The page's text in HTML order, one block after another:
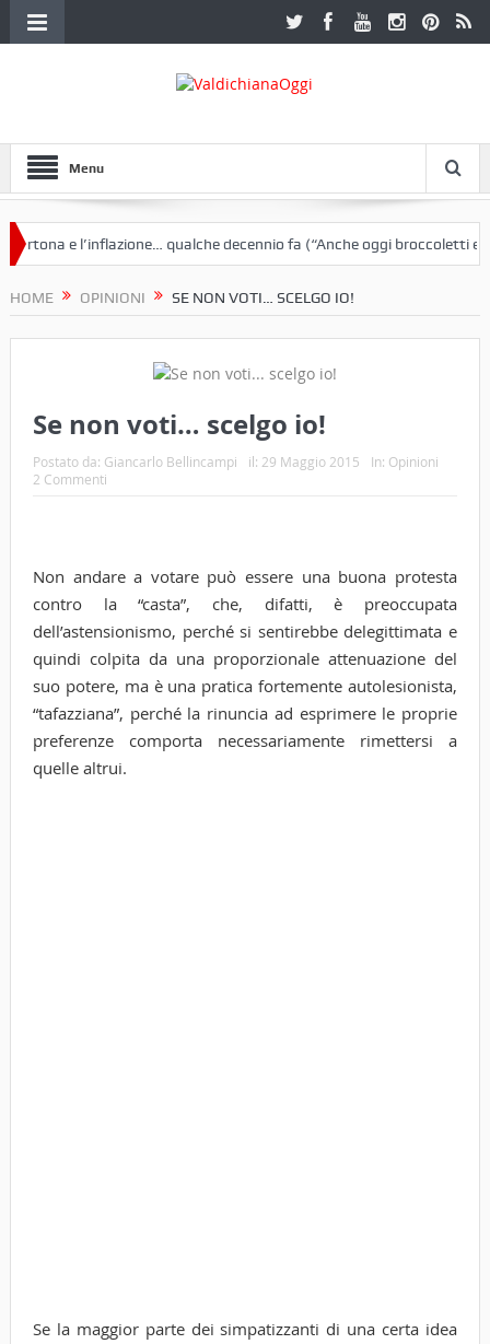
Menu
e l’inflazione… qualche decennio fa (“Anche oggi broccoletti e
HOME OPINIONI SE NON VOTI… SCELGO IO!
Se non voti… scelgo io!
Postato da: Giancarlo Bellincampi il: 29 Maggio 2015 In: Opinioni
2 Commenti
Non andare a votare può essere una buona protesta
contro la “casta”, che, difatti, è preoccupata
dell’astensionismo, perché si sentirebbe delegittimata e
quindi colpita da una proporzionale attenuazione del
suo potere, ma è una pratica fortemente autolesionista,
“tafazziana”, perché la rinuncia ad esprimere le proprie
preferenze comporta necessariamente rimettersi a
quelle altrui.
Se la maggior parte dei simpatizzanti di una certa idea